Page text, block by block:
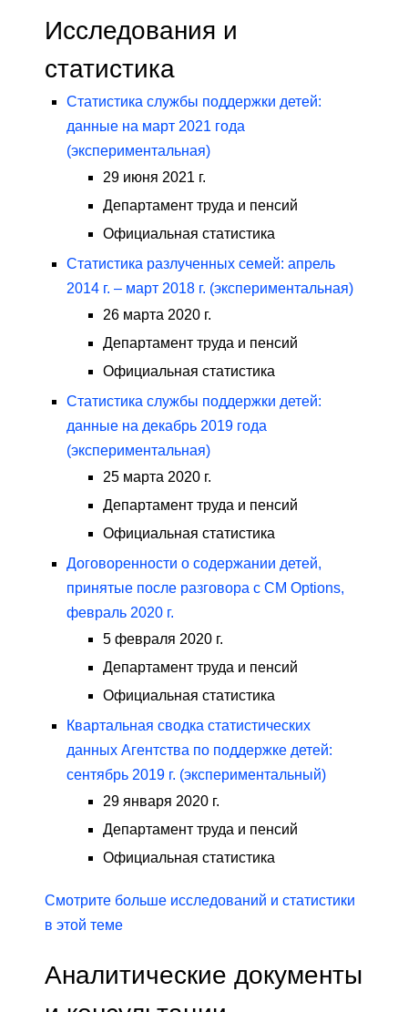
Исследования и
статистика
Статистика службы поддержки детей:
данные на март 2021 года
(экспериментальная)
29 июня 2021 г.
Департамент труда и пенсий
Официальная статистика
Статистика разлученных семей: апрель
2014 г. – март 2018 г. (экспериментальная)
26 марта 2020 г.
Департамент труда и пенсий
Официальная статистика
Статистика службы поддержки детей:
данные на декабрь 2019 года
(экспериментальная)
25 марта 2020 г.
Департамент труда и пенсий
Официальная статистика
Договоренности о содержании детей,
принятые после разговора с CM Options,
февраль 2020 г.
5 февраля 2020 г.
Департамент труда и пенсий
Официальная статистика
Квартальная сводка статистических
данных Агентства по поддержке детей:
сентябрь 2019 г. (экспериментальный)
29 января 2020 г.
Департамент труда и пенсий
Официальная статистика
Смотрите больше исследований и статистики
в этой теме
Аналитические документы